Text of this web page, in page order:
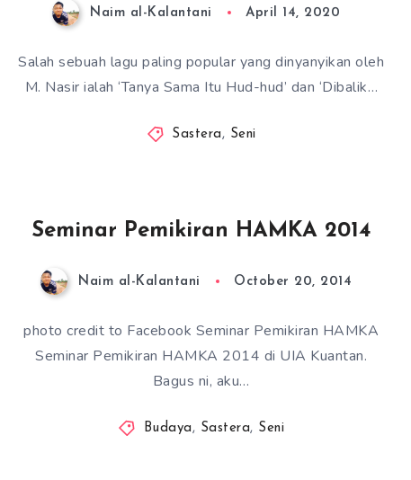
Naim al-Kalantani April 14, 2020
Salah sebuah lagu paling popular yang dinyanyikan oleh
M. Nasir ialah ‘Tanya Sama Itu Hud-hud’ dan ‘Dibalik…
Sastera, Seni
Seminar Pemikiran HAMKA 2014
Naim al-Kalantani October 20, 2014
photo credit to Facebook Seminar Pemikiran HAMKA
Seminar Pemikiran HAMKA 2014 di UIA Kuantan.
Bagus ni, aku…
Budaya, Sastera, Seni